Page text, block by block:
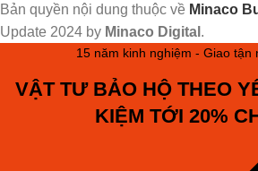
Bản quyền nội dung thuộc về Minaco
Update 2024 by Minaco Digital .
15 năm kinh nghiệm - Giao tận
VẬT TƯ BẢO HỘ THEO
KIỆM TỚI 20%